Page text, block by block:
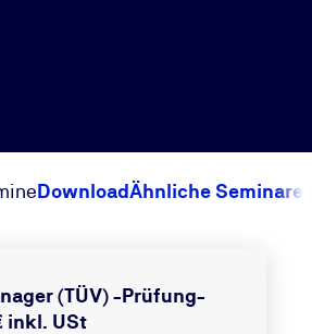
DownloadÄhnliche Seminare
(TÜV) -Prüfung-
inkl. USt